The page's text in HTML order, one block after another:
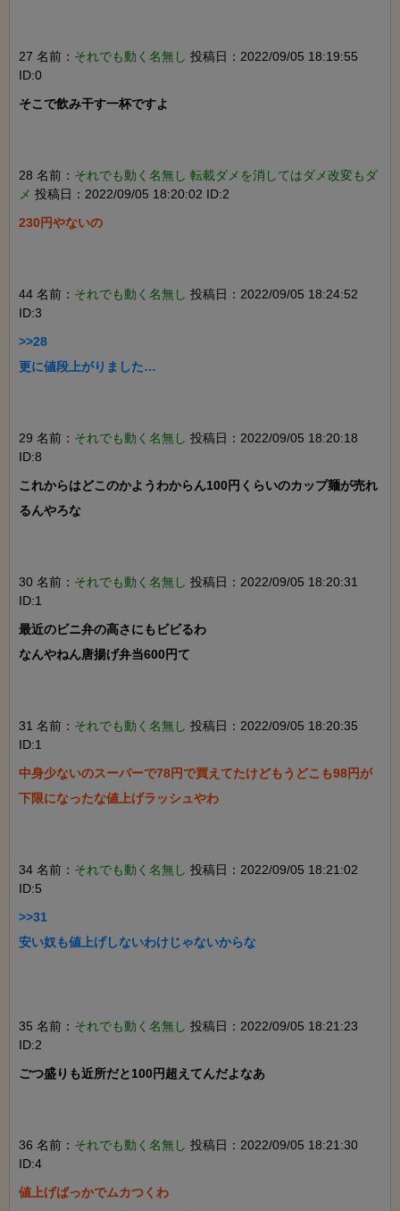
27 名前： それでも動く名無し 投稿日：2022/09/05 18:19:55
ID:0
そこで飲み干す一杯ですよ
28 名前： それでも動く名無し 転載ダメを消してはダメ改変もダ
メ 投稿日：2022/09/05 18:20:02 ID:2
230円やないの
44 名前： それでも動く名無し 投稿日：2022/09/05 18:24:52
ID:3
>>28
更に値段上がりました…
29 名前： それでも動く名無し 投稿日：2022/09/05 18:20:18
ID:8
これからはどこのかようわからん100円くらいのカップ麺が売れ
るんやろな
30 名前： それでも動く名無し 投稿日：2022/09/05 18:20:31
ID:1
最近のビニ弁の高さにもビビるわ
なんやねん唐揚げ弁当600円て
31 名前： それでも動く名無し 投稿日：2022/09/05 18:20:35
ID:1
中身少ないのスーパーで78円で買えてたけどもうどこも98円が
下限になったな値上げラッシュやわ
34 名前： それでも動く名無し 投稿日：2022/09/05 18:21:02
ID:5
>>31
安い奴も値上げしないわけじゃないからな
35 名前： それでも動く名無し 投稿日：2022/09/05 18:21:23
ID:2
ごつ盛りも近所だと100円超えてんだよなあ
36 名前： それでも動く名無し 投稿日：2022/09/05 18:21:30
ID:4
値上げばっかでムカつくわ